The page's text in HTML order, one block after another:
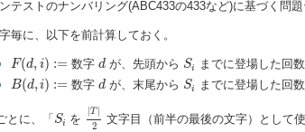
テストのナンバリング(ABC433の433など)に基づく問
毎に、以下を前計算しておく。
F(d, i) :=
F(d , := 数字dd が、先頭から Si
S までに登場した回数
B(d,i) :=
B(d , := 数字dd が、末尾から Si
S までに登場した回数
とに、「 Si
Si を
|T|
2
|T|
文字目（前半の最後の文字）として